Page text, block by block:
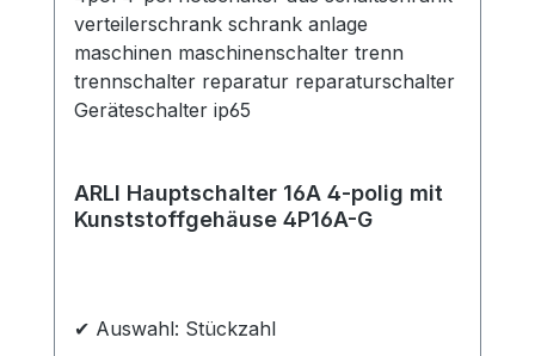
ARLI Hauptschalter 16A 4-polig mit
Kunststoffgehäuse 4P16A-G
✔ Auswahl: Stückzahl